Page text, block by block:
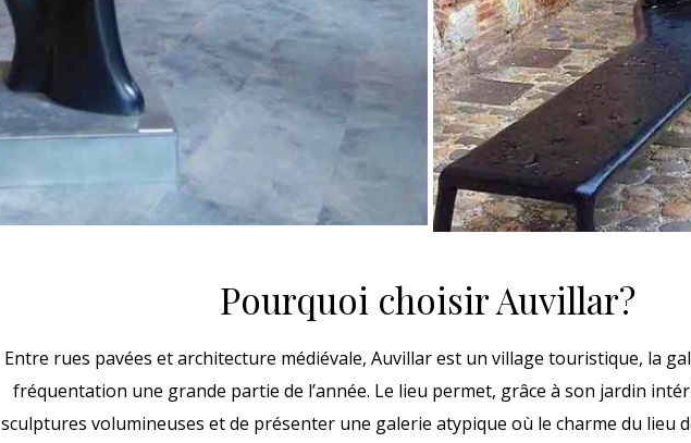
Pourquoi choisir Auvillar?
Entre rues pavées et architecture médiévale, Auvillar est un village touristique, la
fréquentation une grande partie de l’année. Le lieu permet, grâce à son jardin
sculptures volumineuses et de présenter une galerie atypique où le charme du lieu